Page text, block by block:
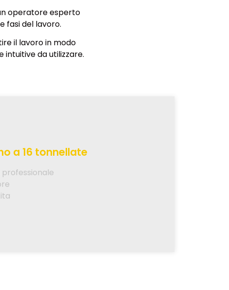
operatore esperto
fasi del lavoro.
il lavoro in modo
intuitive da utilizzare.
a 16 tonnellate
professionale